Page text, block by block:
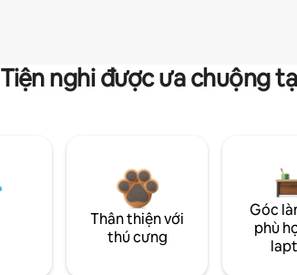
Tiện nghi được ưa chuộng
Thân thiện với
thú cưng
Góc
phù